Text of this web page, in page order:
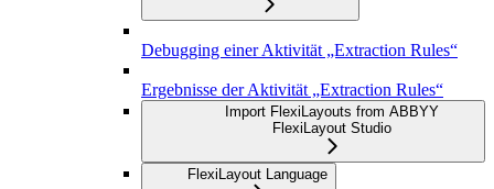
Debugging einer Aktivität „Extraction Rules“
Ergebnisse der Aktivität „Extraction Rules“
Import FlexiLayouts from ABBYY
FlexiLayout Studio
FlexiLayout Language